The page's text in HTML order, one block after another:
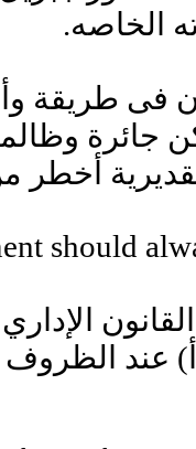
الخاصه.
فى طريقة
جائرة
أخطر
should
(أ) عند